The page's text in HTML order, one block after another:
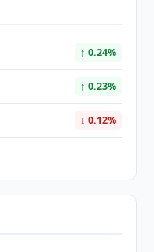
↑ 0.24%
↑ 0.23%
↓ 0.12%